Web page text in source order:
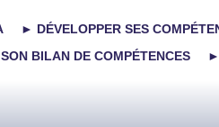
► DÉVELOPPER SES
BILAN DE COMPÉTENCES ►